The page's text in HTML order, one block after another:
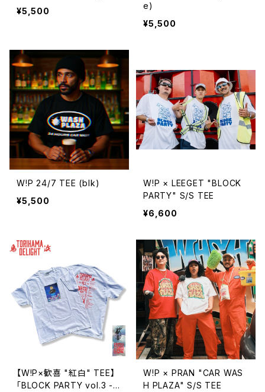
¥5,500
e)
¥5,500
W!P 24/7 TEE (blk)
¥5,500
W!P × LEEGET "BLOCK
PARTY" S/S TEE
¥6,600
【W!P×歓喜 "紅白" TEE】
「BLOCK PARTY vol.3 -鳥
W!P × PRAN "CAR WAS
H PLAZA" S/S TEE